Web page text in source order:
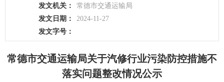
发文机关：
常德市交通运输局
发文日期：
2024-11-27
发文字号：
常德市交通运输局关于汽修行业污染防控措施不
落实问题整改情况公示